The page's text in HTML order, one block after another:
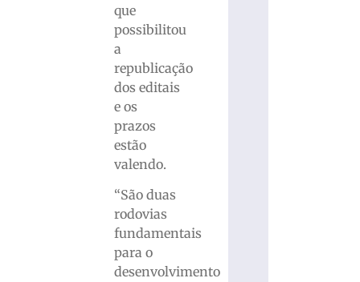
que
possibilitou
a
republicação
dos editais
e os
prazos
estão
valendo.
“São duas
rodovias
fundamentais
para o
desenvolvimento